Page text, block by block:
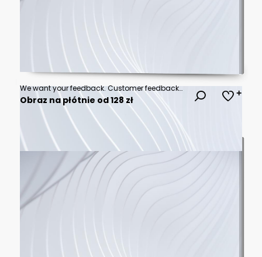
We want your feedback. Customer feedbacks survey opinion service, megaphone in hand promotion banner. Promotional advertising, marketing speech or client support vector illustration
Obraz na płótnie od 128 zł